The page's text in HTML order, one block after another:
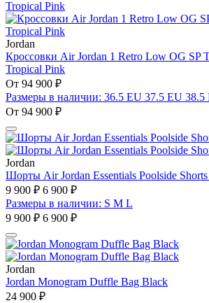
Jordan
Кроссовки Air Jordan 1 Retro Low OG SP
Tropical Pink
От 94 900 ₽
Размеры в наличии: 36.5 EU 37.5 EU
От 94 900 ₽
Jordan
Шорты Air Jordan Essentials Poolside Shorts
9 900 ₽ 6 900 ₽
Размеры в наличии: S M L
9 900 ₽ 6 900 ₽
Jordan
Jordan Monogram Duffle Bag Black
24 900 ₽